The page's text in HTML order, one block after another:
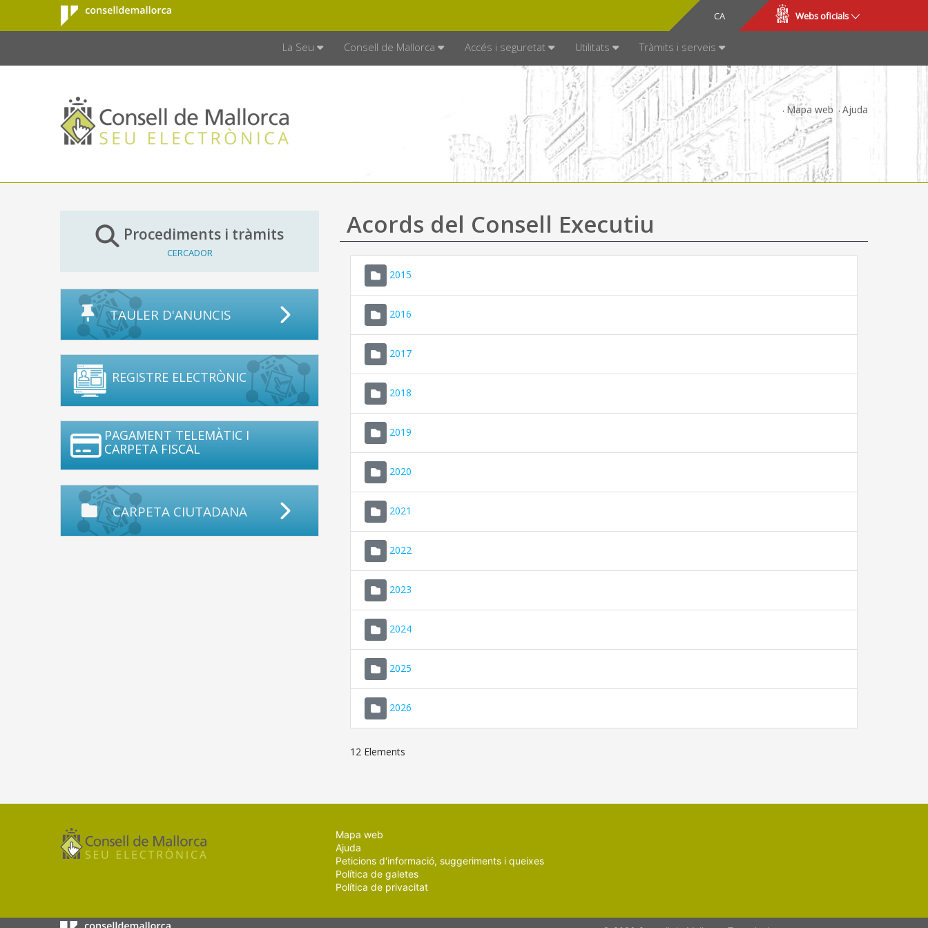
Salta al contingut principal
Consell de
Mallorca
CA
ES Webs oficials
La Seu Consell de Mallorca Accés i seguretat Utilitats Tràmits i serveis
Mapa web Ajuda
Procediments i tràmits
CERCADOR
TAULER D'ANUNCIS
REGISTRE ELECTRÒNIC
PAGAMENT TELEMÀTIC I
CARPETA FISCAL
CARPETA CIUTADANA
Acords del Consell Executiu
2015
2016
2017
2018
2019
2020
2021
2022
2023
2024
2025
2026
12 Elements
Mapa web
Ajuda
Peticions d'informació, suggeriments i queixes
Política de galetes
Política de privacitat